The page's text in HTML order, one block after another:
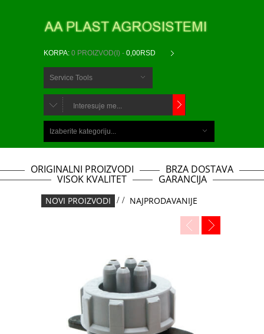
KORPA: 0 PROIZVOD(I) - 0,00RSD
Service Tools
CHOOSE
ITEMS...
Izaberite kategoriju...
ORIGINALNI PROIZVODI BRZA DOSTAVA
VISOK KVALITET GARANCIJA
NOVI PROIZVODI / / NAJPRODAVANIJE